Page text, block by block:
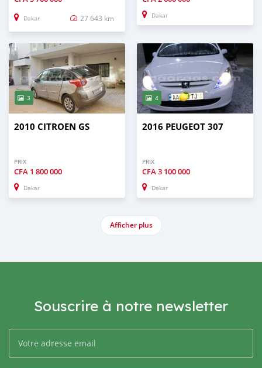
Dakar 27 643 km Dakar
3
2010 CITROEN GS
PRIX
CFA 1 800 000
Dakar
4
2016 PEUGEOT 307
PRIX
CFA 3 100 000
Dakar
Afficher plus
Souscrire à notre newsletter